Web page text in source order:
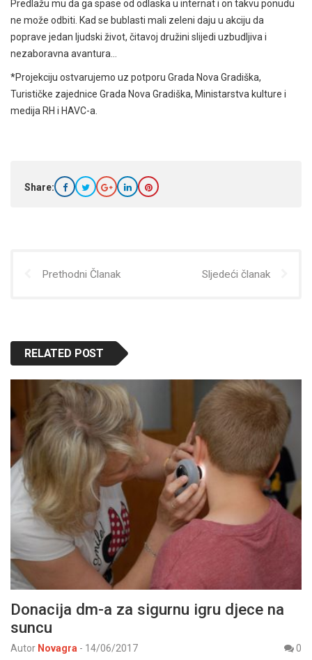
Predlažu mu da ga spase od odlaska u internat i on takvu ponudu
ne može odbiti. Kad se bublasti mali zeleni daju u akciju da
poprave jedan ljudski život, čitavoj družini slijedi uzbudljiva i
nezaboravna avantura…
*Projekciju ostvarujemo uz potporu Grada Nova Gradiška,
Turističke zajednice Grada Nova Gradiška, Ministarstva kulture i
medija RH i HAVC-a.
Share:
Prethodni Članak Sljedeći članak
RELATED POST
Donacija dm-a za sigurnu igru djece na
suncu
Autor Novagra - 14/06/2017
0